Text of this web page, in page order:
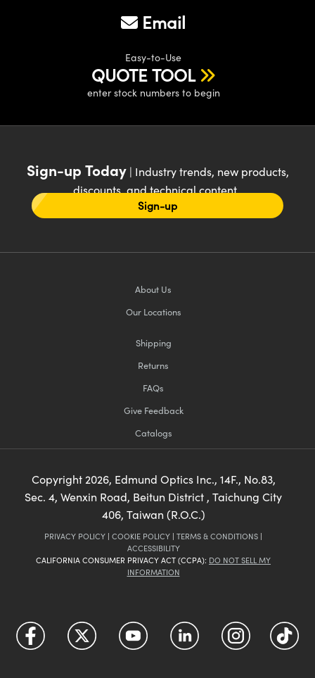
Email
Easy-to-Use
QUOTE TOOL
enter stock numbers to begin
Sign-up Today| Industry trends, new products,
discounts, and technical content
Sign-up
About Us
Our Locations
Shipping
Returns
FAQs
Give Feedback
Catalogs
Copyright 2026, Edmund Optics Inc., 14F., No.83,
Sec. 4, Wenxin Road, Beitun District , Taichung City
406, Taiwan (R.O.C.)
PRIVACY POLICY | COOKIE POLICY | TERMS & CONDITIONS |
ACCESSIBILITY
CALIFORNIA CONSUMER PRIVACY ACT (CCPA): DO NOT SELL MY
INFORMATION